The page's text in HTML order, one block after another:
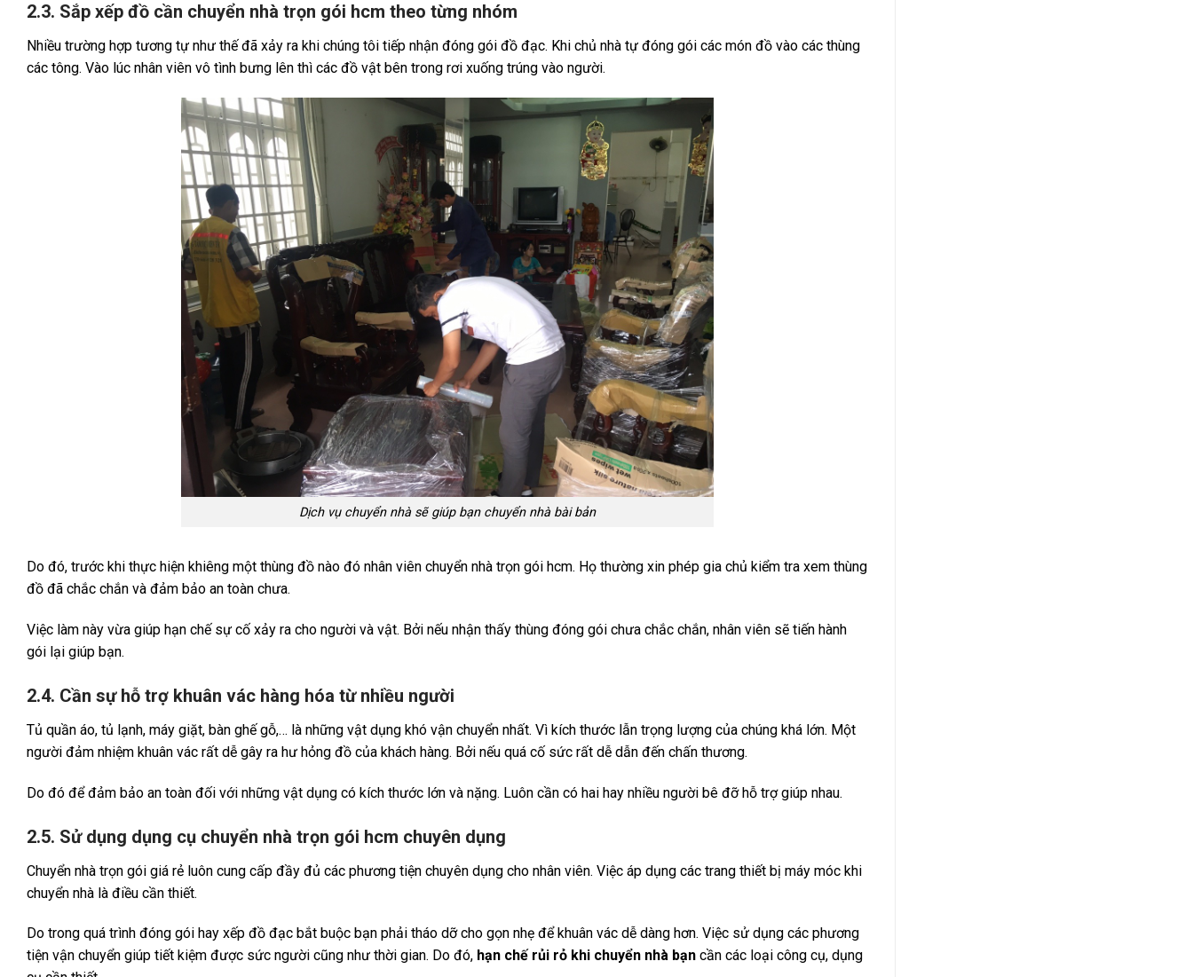
2.3. Sắp xếp đồ cần chuyển nhà trọn gói hcm theo từng nhóm
Nhiều trường hợp tương tự như thế đã xảy ra khi chúng tôi tiếp nhận đóng gói đồ đạc. Khi chủ nhà tự đóng gói các món đồ vào các thùng
các tông. Vào lúc nhân viên vô tình bưng lên thì các đồ vật bên trong rơi xuống trúng vào người.
Dịch vụ chuyển nhà sẽ giúp bạn chuyển nhà bài bản
Do đó, trước khi thực hiện khiêng một thùng đồ nào đó nhân viên chuyển nhà trọn gói hcm. Họ thường xin phép gia chủ kiểm tra xem thùng
đồ đã chắc chắn và đảm bảo an toàn chưa.
Việc làm này vừa giúp hạn chế sự cố xảy ra cho người và vật. Bởi nếu nhận thấy thùng đóng gói chưa chắc chắn, nhân viên sẽ tiến hành
gói lại giúp bạn.
2.4. Cần sự hỗ trợ khuân vác hàng hóa từ nhiều người
Tủ quần áo, tủ lạnh, máy giặt, bàn ghế gỗ,… là những vật dụng khó vận chuyển nhất. Vì kích thước lẫn trọng lượng của chúng khá lớn. Một
người đảm nhiệm khuân vác rất dễ gây ra hư hỏng đồ của khách hàng. Bởi nếu quá cố sức rất dễ dẫn đến chấn thương.
Do đó để đảm bảo an toàn đối với những vật dụng có kích thước lớn và nặng. Luôn cần có hai hay nhiều người bê đỡ hỗ trợ giúp nhau.
2.5. Sử dụng dụng cụ chuyển nhà trọn gói hcm chuyên dụng
Chuyển nhà trọn gói giá rẻ luôn cung cấp đầy đủ các phương tiện chuyên dụng cho nhân viên. Việc áp dụng các trang thiết bị máy móc khi
chuyển nhà là điều cần thiết.
Do trong quá trình đóng gói hay xếp đồ đạc bắt buộc bạn phải tháo dỡ cho gọn nhẹ để khuân vác dễ dàng hơn. Việc sử dụng các phương
tiện vận chuyển giúp tiết kiệm được sức người cũng như thời gian. Do đó, hạn chế rủi rỏ khi chuyển nhà bạn cần các loại công cụ, dụng